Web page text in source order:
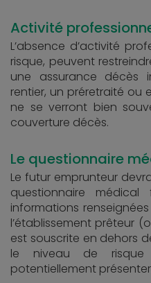
Activité
L’absence d’activité
risque, peuvent
une assurance décès
rentier, un préretraité ou
ne se verront bien
couverture décès.
Le questionnaire
Le futur emprunteur
questionnaire médical
informations
l’établissement prêteur
est souscrite en dehors
le niveau de risque
potentiellement